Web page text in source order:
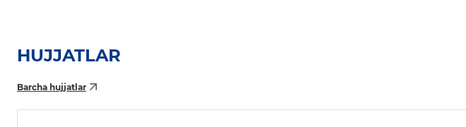
HUJJATLAR
Barcha hujjatlar